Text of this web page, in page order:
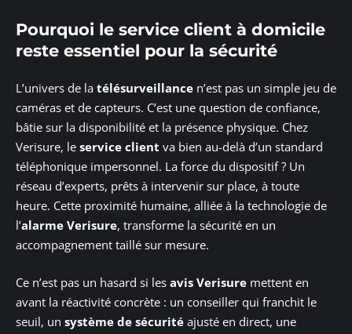
Pourquoi le service client à domicile
reste essentiel pour la sécurité
L’univers de la télésurveillance n’est pas un simple jeu de
caméras et de capteurs. C’est une question de confiance,
bâtie sur la disponibilité et la présence physique. Chez
Verisure, le service client va bien au-delà d’un standard
téléphonique impersonnel. La force du dispositif ? Un
réseau d’experts, prêts à intervenir sur place, à toute
heure. Cette proximité humaine, alliée à la technologie de
l’alarme Verisure, transforme la sécurité en un
accompagnement taillé sur mesure.
Ce n’est pas un hasard si les avis Verisure mettent en
avant la réactivité concrète : un conseiller qui franchit le
seuil, un système de sécurité ajusté en direct, une